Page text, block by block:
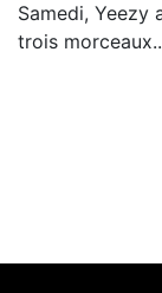
Samedi, Yeezy
trois